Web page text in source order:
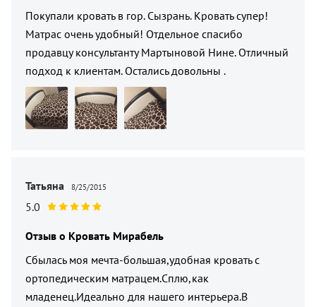
Покупали кровать в гор. Сызрань. Кровать супер!
Матрас очень удобный! Отдельное спасибо
продавцу консультанту Мартыновой Нине. Отличный
подход к клиентам. Остались довольны .
Татьяна 8/25/2015
5.0
Отзыв о Кровать Мирабель
Сбылась моя мечта-большая,удобная кровать с
ортопедическим матрацем.Сплю,как
младенец.Идеально для нашего интерьера.В